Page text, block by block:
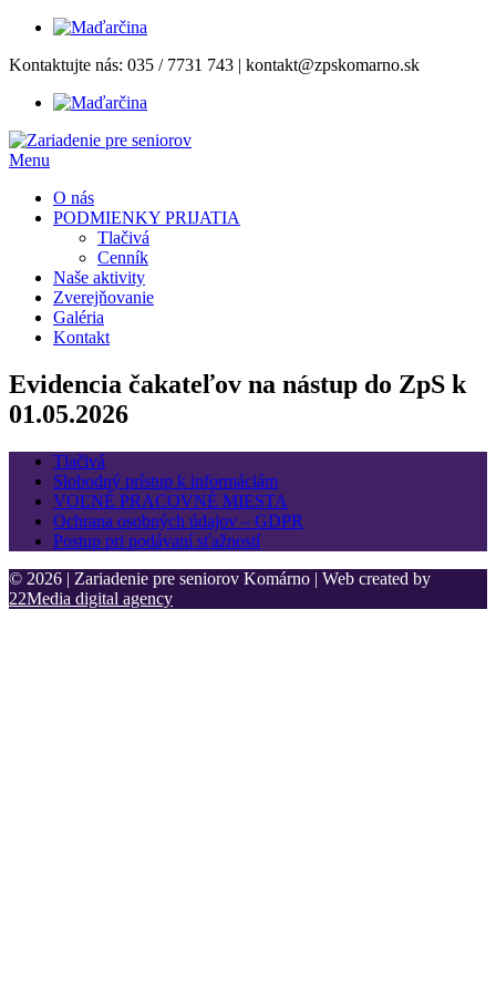
Prejsť
obsah
Kontaktujte nás: 035 / 7731 743 | kontakt@zpskomarno.sk
Menu
O nás
PODMIENKY PRIJATIA
Tlačivá
Cenník
Naše aktivity
Zverejňovanie
Galéria
Kontakt
Evidencia čakateľov na nástup do ZpS k
01.05.2026
Tlačivá
Slobodný prístup k informáciám
VOĽNÉ PRACOVNÉ MIESTA
Ochrana osobných údajov – GDPR
Postup pri podávaní sťažností
© 2026 | Zariadenie pre seniorov Komárno | Web created by
22Media digital agency